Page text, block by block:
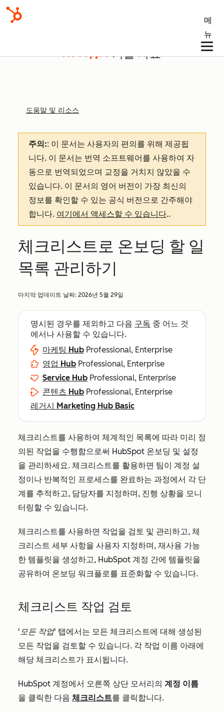
메
뉴
기술 자료
도움말 및 리소스
주의:: 이 문서는 사용자의 편의를 위해 제공됩
니다. 이 문서는 번역 소프트웨어를 사용하여 자
동으로 번역되었으며 교정을 거치지 않았을 수
있습니다. 이 문서의 영어 버전이 가장 최신의
정보를 확인할 수 있는 공식 버전으로 간주해야
합니다. 여기에서 액세스할 수 있습니다..
체크리스트로 온보딩 할 일
목록 관리하기
마지막 업데이트 날짜: 2026년 5월 29일
명시된 경우를 제외하고 다음 구독 중 어느 것
에서나 사용할 수 있습니다.
마케팅 Hub Professional, Enterprise
영업 Hub Professional, Enterprise
Service Hub Professional, Enterprise
콘텐츠 Hub Professional, Enterprise
레거시 Marketing Hub Basic
체크리스트를 사용하여 체계적인 목록에 따라 미리 정
의된 작업을 수행함으로써 HubSpot 온보딩 및 설정
을 관리하세요. 체크리스트를 활용하면 팀이 계정 설
정이나 반복적인 프로세스를 완료하는 과정에서 각 단
계를 추적하고, 담당자를 지정하며, 진행 상황을 모니
터링할 수 있습니다.
체크리스트를 사용하면 작업을 검토 및 관리하고, 체
크리스트 세부 사항을 사용자 지정하며, 재사용 가능
한 템플릿을 생성하고, HubSpot 계정 간에 템플릿을
공유하여 온보딩 워크플로를 표준화할 수 있습니다.
체크리스트 작업 검토
'모든 작업' 탭에서는 모든 체크리스트에 대해 생성된
모든 작업을 검토할 수 있습니다. 각 작업 이름 아래에
해당 체크리스트가 표시됩니다.
HubSpot 계정에서 오른쪽 상단 모서리의 계정 이름
을 클릭한 다음 체크리스트를 클릭합니다.